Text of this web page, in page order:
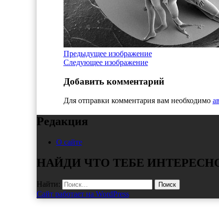
Предыдущее изображение
Следующее изображение
Добавить комментарий
Для отправки комментария вам необходимо
Редакция
О сайте
НАЙДИ ЧТО ТЕБЕ
Найти:
Сайт работает на WordPress